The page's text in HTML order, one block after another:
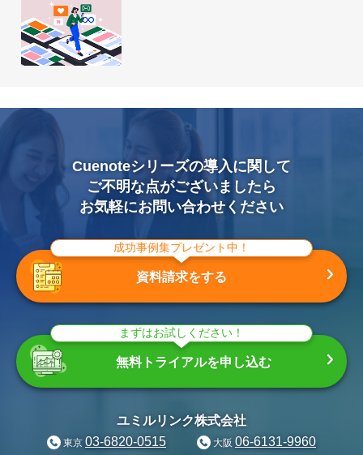
Cuenoteシリーズの導入に関して
ご不明な点がございましたら
お気軽にお問い合わせください
成功事例集プレゼント中！
資料請求をする
まずはお試しください！
無料トライアルを申し込む
ユミルリンク株式会社
東京 03-6820-0515 大阪 06-6131-9960